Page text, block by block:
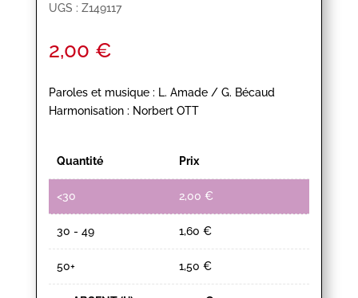
UGS : Z149117
2,00 €
Paroles et musique : L. Amade / G. Bécaud
Harmonisation : Norbert OTT
Quantité Prix
<30 2,00 €
30 - 49 1,60 €
50+ 1,50 €